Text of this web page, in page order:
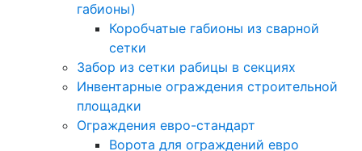
габионы)
Коробчатые габионы из сварной
сетки
Забор из сетки рабицы в секциях
Инвентарные ограждения строительной
площадки
Ограждения евро-стандарт
Ворота для ограждений евро